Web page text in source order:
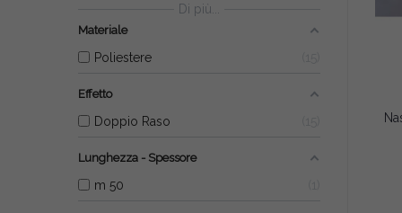
Di più...
Materiale
Poliestere
Effetto
Doppio Raso
Lunghezza - Spessore
m 50